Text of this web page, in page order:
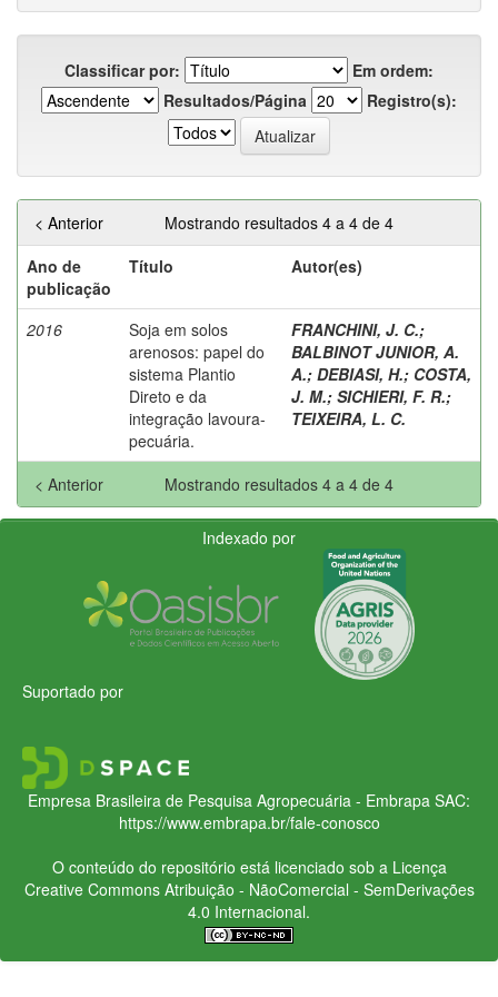
Classificar por:
Em ordem:
Resultados/Página
Registro(s):
Mostrando resultados 4 a 4 de 4
< Anterior
Ano de
publicação
Título Autor(es)
2016
Soja em solos
arenosos: papel do
sistema Plantio
Direto e da
integração lavoura-
pecuária.
FRANCHINI, J. C.;
BALBINOT JUNIOR, A.
A.; DEBIASI, H.; COSTA,
J. M.; SICHIERI, F. R.;
TEIXEIRA, L. C.
Mostrando resultados 4 a 4 de 4
< Anterior
Indexado por
Suportado por
Empresa Brasileira de Pesquisa Agropecuária - Embrapa SAC:
https://www.embrapa.br/fale-conosco
O conteúdo do repositório está licenciado sob a Licença
Creative CommonsAtribuição - NãoComercial - SemDerivações
4.0 Internacional.